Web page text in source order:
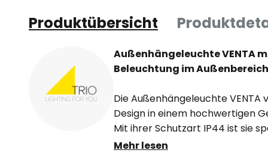
Produktübersicht
Außenhängeleuchte VENTA
Beleuchtung im Außenbereich
Die Außenhängeleuchte
Design in einem hochwertigen
Mit ihrer Schutzart IP44 ist sie
Außenbereich konzipiert und
Mehr lesen